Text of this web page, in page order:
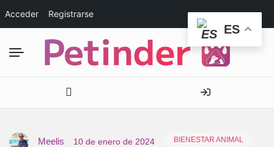
Acceder Registrarse
Meelis 10 de enero de 2024 BIENESTAR ANIMAL
ES